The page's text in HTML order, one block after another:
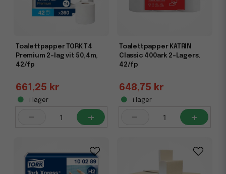
Toalettpapper TORK T4
Premium 2-lag vit 50,4m,
42/fp
661,25 kr
i lager
- +
Toalettpapper KATRIN
Classic 400ark 2-Lagers,
42/fp
648,75 kr
i lager
- +